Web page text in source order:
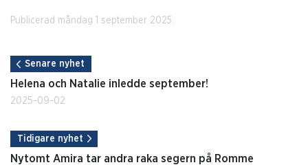
Publicerad måndag 1 september 2025.
Senare nyhet
Helena och Natalie inledde september!
2025-09-02
Tidigare nyhet
Nytomt Amira tar andra raka segern på Romme